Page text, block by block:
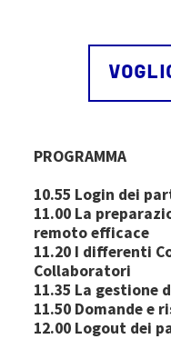
PROGRAMMA
10.55 Login dei
11.00 La
remoto efficace
11.20 I differenti
Collaboratori
11.35 La
11.50 Domande e
12.00 Logout dei